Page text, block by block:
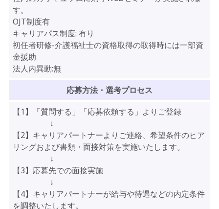
す。
OJT制度有
キャリアパス制度: 有り
初任者研修-介護福祉士の資格取得の取得時には一部資
金援助
法人内異動:無
応募方法・選考プロセス
【1】「質問する」「応募依頼する」よりご登録
↓
【2】キャリアパートナーよりご連絡、希望条件のヒア
リングおよび書類・面接対策を実施いたします。
↓
【3】応募先での面接実施
↓
【4】キャリアパートナーが給与や待遇などの内定条件
を調整いたします。